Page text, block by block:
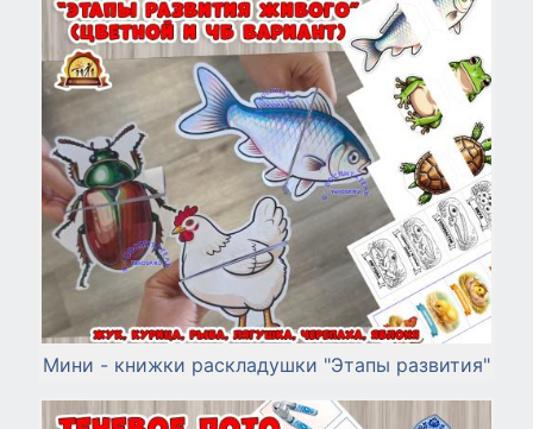
Мини - книжки раскладушки "Этапы развития"